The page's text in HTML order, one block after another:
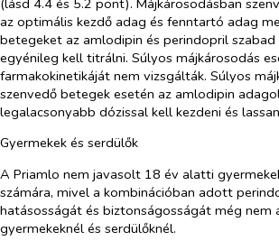
az optimális kezdő adag és fenntartó adag
betegeket az amlodipin és perindopril
egyénileg kell titrálni. Súlyos májkárosodás
farmakokinetikáját nem vizsgálták. Súlyos
szenvedő betegek esetén az amlodipin
legalacsonyabb dózissal kell kezdeni és
Gyermekek és serdülők
A Priamlo nem javasolt 18 év alatti
számára, mivel a kombinációban adott
hatásosságát és biztonságosságát még
gyermekeknél és serdülőknél.